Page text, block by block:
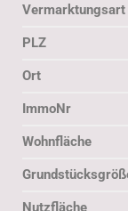
Vermarktungsart
PLZ
Ort
ImmoNr
Wohnfläche
Nutzfläche